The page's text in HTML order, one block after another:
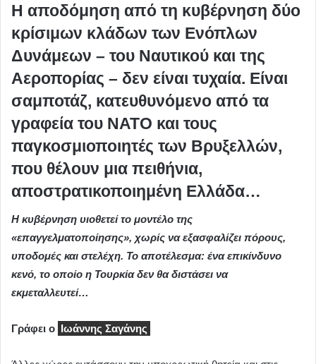
Η αποδόμηση από τη κυβέρνηση δύο
κρίσιμων κλάδων των Ενόπλων
Δυνάμεων – του Ναυτικού και της
Αεροπορίας – δεν είναι τυχαία. Είναι
σαμποτάζ, κατευθυνόμενο από τα
γραφεία του ΝΑΤΟ και τους
παγκοσμιοποιητές των Βρυξελλών,
που θέλουν μια πειθήνια,
αποστρατικοποιημένη Ελλάδα…
Η κυβέρνηση υιοθετεί το μοντέλο της
«επαγγελματοποίησης», χωρίς να εξασφαλίζει πόρους,
υποδομές και στελέχη. Το αποτέλεσμα: ένα επικίνδυνο
κενό, το οποίο η Τουρκία δεν θα διστάσει να
εκμεταλλευτεί…
Γράφει ο Ιωάννης Σαγάνης